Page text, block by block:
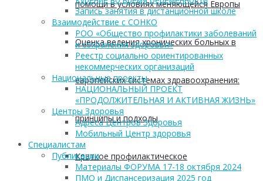
помощи в условиях меняющейся Европы
Оценка ведения хронических больных в
европейских системах здравоохранения:
принципы и подходы
Краткое профилактическое
Запись занятия в дистанционной школе
Взаимодействие с СОНКО
РОО «Общество профилактики заболеваний
и сохранения здоровья»
Реестр социально ориентированных
некоммерческих организаций
Национальные проекты
НАЦИОНАЛЬНЫЙ ПРОЕКТ
«ПРОДОЛЖИТЕЛЬНАЯ И АКТИВНАЯ ЖИЗНЬ»
Центры Здоровья
Адреса Центров Здоровья
Мобильный Центр здоровья
Cпециалистам
Публикации
Материалы ФОРУМА 17-18 октября 2024
ПМО и Диспансеризация 2025 год